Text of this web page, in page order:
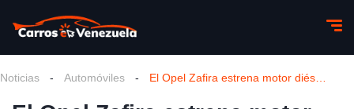
Noticias - Automóviles -